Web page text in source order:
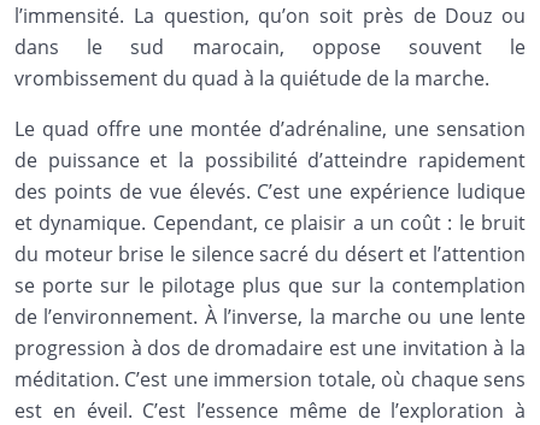
l’immensité. La question, qu’on soit près de Douz ou
dans le sud marocain, oppose souvent le
vrombissement du quad à la quiétude de la marche.
Le quad offre une montée d’adrénaline, une sensation
de puissance et la possibilité d’atteindre rapidement
des points de vue élevés. C’est une expérience ludique
et dynamique. Cependant, ce plaisir a un coût : le bruit
du moteur brise le silence sacré du désert et l’attention
se porte sur le pilotage plus que sur la contemplation
de l’environnement. À l’inverse, la marche ou une lente
progression à dos de dromadaire est une invitation à la
méditation. C’est une immersion totale, où chaque sens
est en éveil. C’est l’essence même de l’exploration à